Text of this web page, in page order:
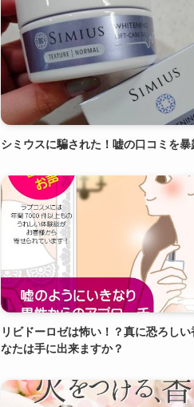
シミウスに騙された！嘘の口コミを暴
リビドーロゼは怖い！？真に恐ろし
なたは手に出来ますか？